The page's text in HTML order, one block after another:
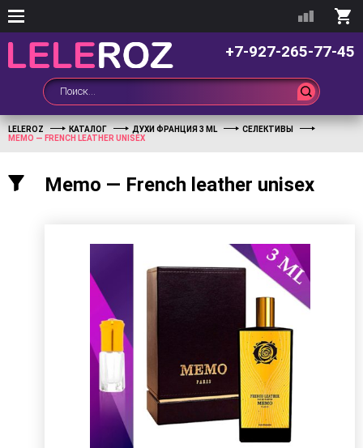
+7-927-265-77-45
LELEROZ КАТАЛОГ ДУХИ ФРАНЦИЯ 3 ML
СЕЛЕКТИВЫ
MEMO — FRENCH LEATHER UNISEX
Memo — French leather unisex